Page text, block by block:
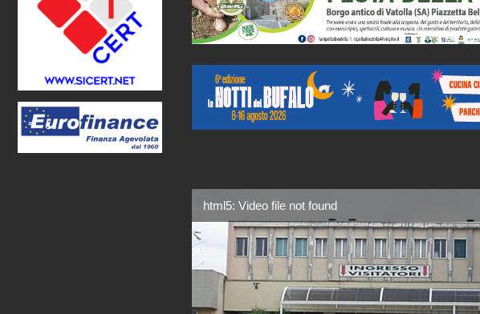
html5: Video file not found